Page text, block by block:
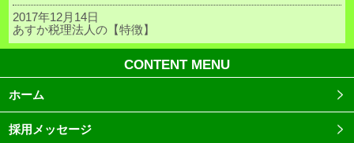
2017年12月14日
あすか税理法人の【特徴】
CONTENT MENU
ホーム
採用メッセージ